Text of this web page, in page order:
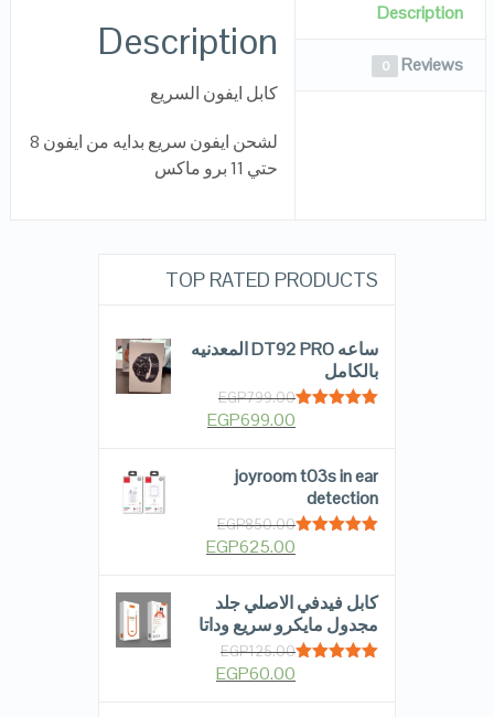
Description
Reviews
0
Description
كابل ايفون السريع
لشحن ايفون سريع بدايه من ايفون 8
حتي 11 برو ماكس
TOP RATED PRODUCTS
ساعه DT92 PRO المعدنيه
بالكامل
EGP799.00
EGP699.00
joyroom t03s in ear
detection
EGP850.00
EGP625.00
كابل فيدفي الاصلي جلد
مجدول مايكرو سريع وداتا
EGP125.00
EGP60.00